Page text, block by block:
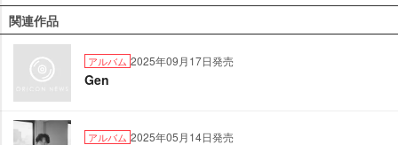
関連作品
アルバム 2025年09月17日発売
Gen
アルバム 2025年05月14日発売